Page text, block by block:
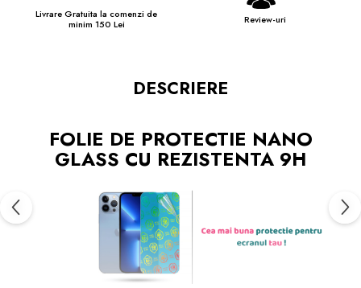
Livrare Gratuita la comenzi de
minim 150 Lei
Review-uri
DESCRIERE
FOLIE DE PROTECTIE NANO
GLASS CU REZISTENTA 9H